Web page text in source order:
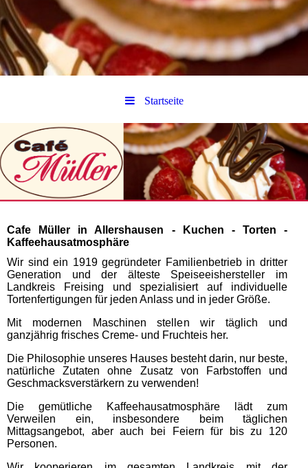
Startseite
Cafe Müller in Allershausen - Kuchen - Torten -
Kaffeehausatmosphäre
Wir sind ein 1919 gegründeter Familienbetrieb in dritter
Generation und der älteste Speiseeishersteller im
Landkreis Freising und spezialisiert auf individuelle
Tortenfertigungen für jeden Anlass und in jeder Größe.
Mit modernen Maschinen stellen wir täglich und
ganzjährig frisches Creme- und Fruchteis her.
Die Philosophie unseres Hauses besteht darin, nur beste,
natürliche Zutaten ohne Zusatz von Farbstoffen und
Geschmacksverstärkern zu verwenden!
Die gemütliche Kaffeehausatmosphäre lädt zum
Verweilen ein, insbesondere beim täglichen
Mittagsangebot, aber auch bei Feiern für bis zu 120
Personen.